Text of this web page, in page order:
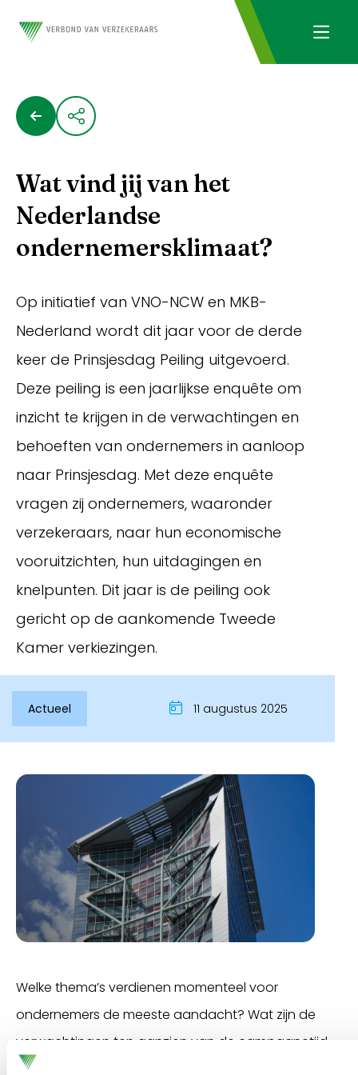
Inloggen
Wat vind jij van het
Nederlandse
ondernemersklimaat?
Op initiatief van VNO-NCW en MKB-
Nederland wordt dit jaar voor de derde
keer de Prinsjesdag Peiling uitgevoerd.
Deze peiling is een jaarlijkse enquête om
inzicht te krijgen in de verwachtingen en
behoeften van ondernemers in aanloop
naar Prinsjesdag. Met deze enquête
vragen zij ondernemers, waaronder
verzekeraars, naar hun economische
vooruitzichten, hun uitdagingen en
knelpunten. Dit jaar is de peiling ook
gericht op de aankomende Tweede
Kamer verkiezingen.
Actueel 11 augustus 2025
Welke thema’s verdienen momenteel voor
ondernemers de meeste aandacht? Wat zijn de
verwachtingen ten aanzien van de campagnetijd
en een nieuw te vormen kabinet? Dat zijn de